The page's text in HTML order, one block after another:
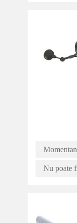
Nu poate